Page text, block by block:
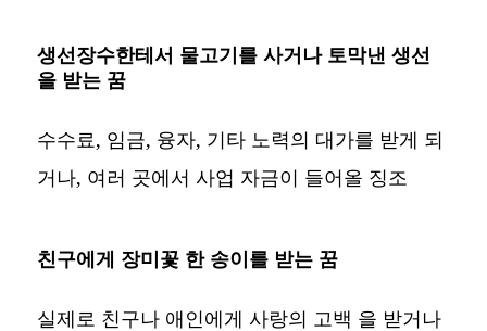
생선장수한테서 물고기를 사거나 토막낸 생선
을 받는 꿈
수수료, 임금, 융자, 기타 노력의 대가를 받게 되
거나, 여러 곳에서 사업 자금이 들어올 징조
친구에게 장미꽃 한 송이를 받는 꿈
실제로 친구나 애인에게 사랑의 고백 을 받거나